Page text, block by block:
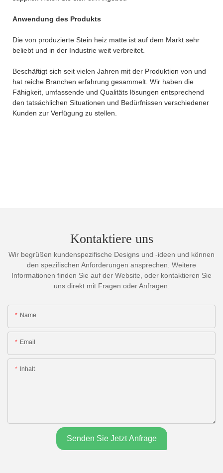
Anwendung des Produkts
Die von produzierte Stein heiz matte ist auf dem Markt sehr
beliebt und in der Industrie weit verbreitet.
Beschäftigt sich seit vielen Jahren mit der Produktion von und
hat reiche Branchen erfahrung gesammelt. Wir haben die
Fähigkeit, umfassende und Qualitäts lösungen entsprechend
den tatsächlichen Situationen und Bedürfnissen verschiedener
Kunden zur Verfügung zu stellen.
Kontaktiere uns
Wir begrüßen kundenspezifische Designs und -ideen und können
den spezifischen Anforderungen ansprechen. Weitere
Informationen finden Sie auf der Website, oder kontaktieren Sie
uns direkt mit Fragen oder Anfragen.
Name
Email
Inhalt
Senden Sie Jetzt Anfrage